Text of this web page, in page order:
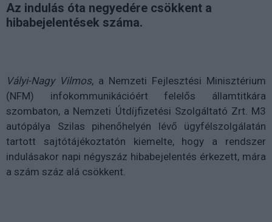
Az indulás óta negyedére csökkent a
hibabejelentések száma.
Vályi-Nagy Vilmos, a Nemzeti Fejlesztési Minisztérium
(NFM) infokommunikációért felelős államtitkára
szombaton, a Nemzeti Útdíjfizetési Szolgáltató Zrt. M3
autópálya Szilas pihenőhelyén lévő ügyfélszolgálatán
tartott sajtótájékoztatón kiemelte, hogy a rendszer
indulásakor napi négyszáz hibabejelentés érkezett, mára
a szám száz alá csökkent.